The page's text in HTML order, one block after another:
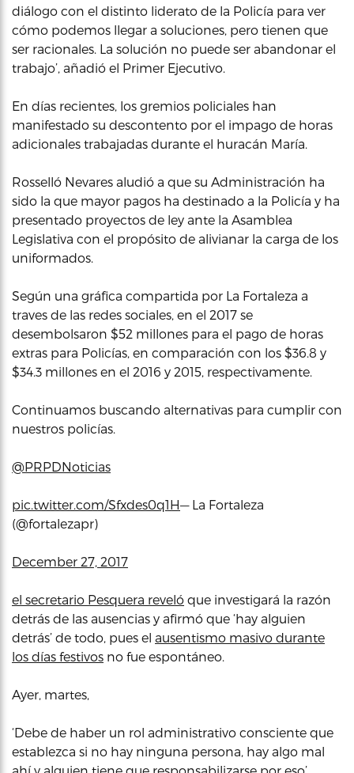
diálogo con el distinto liderato de la Policía para ver
cómo podemos llegar a soluciones, pero tienen que
ser racionales. La solución no puede ser abandonar el
trabajo’, añadió el Primer Ejecutivo.
En días recientes, los gremios policiales han
manifestado su descontento por el impago de horas
adicionales trabajadas durante el huracán María.
Rosselló Nevares aludió a que su Administración ha
sido la que mayor pagos ha destinado a la Policía y ha
presentado proyectos de ley ante la Asamblea
Legislativa con el propósito de alivianar la carga de los
uniformados.
Según una gráfica compartida por La Fortaleza a
traves de las redes sociales, en el 2017 se
desembolsaron $52 millones para el pago de horas
extras para Policías, en comparación con los $36.8 y
$34.3 millones en el 2016 y 2015, respectivamente.
Continuamos buscando alternativas para cumplir con
nuestros policías.
@PRPDNoticias
pic.twitter.com/Sfxdes0q1H— La Fortaleza
(@fortalezapr)
December 27, 2017
el secretario Pesquera reveló que investigará la razón
detrás de las ausencias y afirmó que ‘hay alguien
detrás’ de todo, pues el ausentismo masivo durante
los días festivos no fue espontáneo.
Ayer, martes,
‘Debe de haber un rol administrativo consciente que
establezca si no hay ninguna persona, hay algo mal